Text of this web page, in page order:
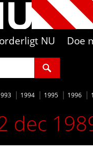
NU Doe
1994 1995 1996
dec